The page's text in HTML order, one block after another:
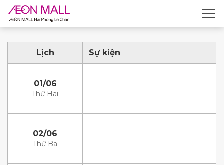
Lịch Sự kiện
01/06
Thứ Hai
02/06
Thứ Ba